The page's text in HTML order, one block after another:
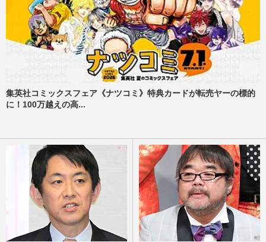
集英社コミックスフェア《ナツコミ》特典カードが転売ヤーの標的
に！100万越えの高...